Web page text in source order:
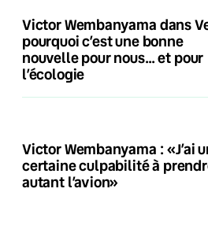
Victor Wembanyama dans
pourquoi c’est une bonne
nouvelle pour nous… et pour
l’écologie
Victor Wembanyama : «J’ai
certaine culpabilité à
autant l’avion»